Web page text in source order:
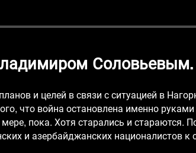
и целей в связи с ситуацией в
что война остановлена именно
пока. Хотя старались и стараются.
и азербайджанских националистов к